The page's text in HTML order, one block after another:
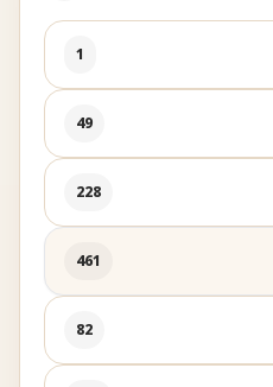
1
49
228
461
82